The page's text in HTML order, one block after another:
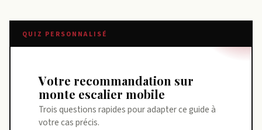
QUIZ PERSONNALISÉ
Votre recommandation sur
monte escalier mobile
Trois questions rapides pour adapter ce guide à
votre cas précis.